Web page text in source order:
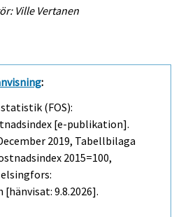
Ville Vertanen
:
(FOS):
[e-publikation].
2019, Tabellbilaga
2015=100,
9.8.2026].